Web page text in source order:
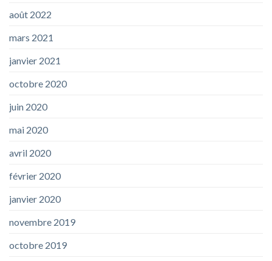
août 2022
mars 2021
janvier 2021
octobre 2020
juin 2020
mai 2020
avril 2020
février 2020
janvier 2020
novembre 2019
octobre 2019